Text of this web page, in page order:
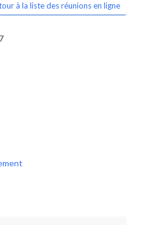
à la liste des réunions en ligne